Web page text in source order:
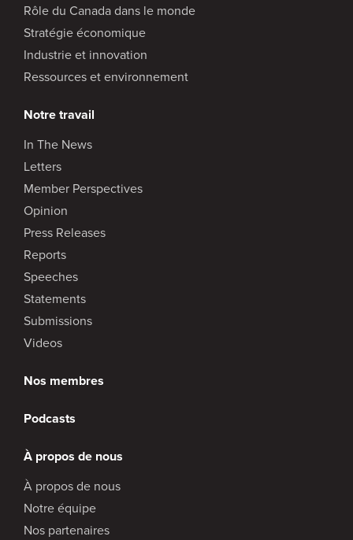
Rôle du Canada dans le monde
Stratégie économique
Industrie et innovation
Ressources et environnement
Notre travail
In The News
Letters
Member Perspectives
Opinion
Press Releases
Reports
Speeches
Statements
Submissions
Videos
Nos membres
Podcasts
À propos de nous
À propos de nous
Notre équipe
Nos partenaires